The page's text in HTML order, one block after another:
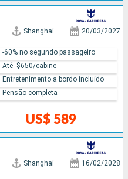
Shanghai 20/03/2027
US$ 589
-60% no segundo passageiro
Até -$650/cabine
Entretenimento a bordo incluído
Pensão completa
Shanghai 16/02/2028